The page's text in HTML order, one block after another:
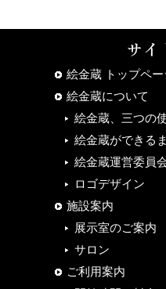
絵金蔵 トップペー
絵金蔵について
絵金蔵、三つの
絵金蔵ができる
絵金蔵運営委員
ロゴデザイン
施設案内
展示室のご案内
サロン
ご利用案内